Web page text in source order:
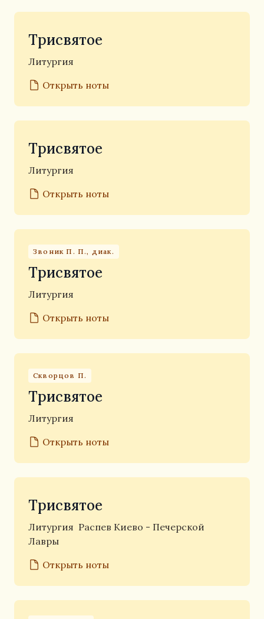
Трисвятое
Литургия
Открыть ноты
Трисвятое
Литургия
Открыть ноты
Звоник П. П., диак.
Трисвятое
Литургия
Открыть ноты
Скворцов П.
Трисвятое
Литургия
Открыть ноты
Трисвятое
Литургия Распев Киево - Печерской
Лавры
Открыть ноты